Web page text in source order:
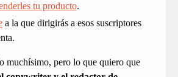
tu producto.
a la que dirigirás a esos suscriptores
muchísimo, pero lo que quiero que